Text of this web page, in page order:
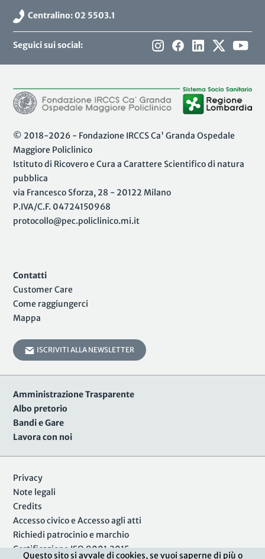
Questo sito si avvale di cookies, se vuoi saperne di più o
Centralino: 02 5503.1
Seguici sui social:
© 2018-2026 - Fondazione IRCCS Ca' Granda Ospedale
Maggiore Policlinico
Istituto di Ricovero e Cura a Carattere Scientifico di natura
pubblica
via Francesco Sforza, 28 - 20122 Milano
P.IVA/C.F. 04724150968
protocollo@pec.policlinico.mi.it
Contatti
Customer Care
Come raggiungerci
Mappa
ISCRIVITI ALLA NEWSLETTER
Amministrazione Trasparente
Albo pretorio
Bandi e Gare
Lavora con noi
Privacy
Note legali
Credits
Accesso civico e Accesso agli atti
Richiedi patrocinio e marchio
Certificazione ISO 9001:2015